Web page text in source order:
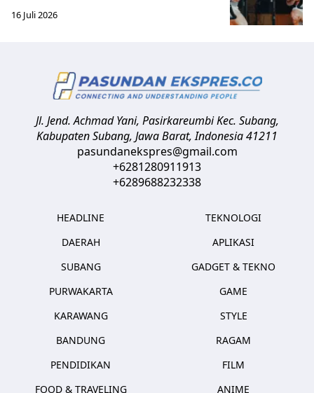
16 Juli 2026
Jl. Jend. Achmad Yani, Pasirkareumbi Kec. Subang,
Kabupaten Subang, Jawa Barat,Indonesia41211
pasundanekspres@gmail.com
+6281280911913
+6289688232338
HEADLINE
DAERAH
SUBANG
PURWAKARTA
KARAWANG
BANDUNG
PENDIDIKAN
FOOD & TRAVELING
TEKNOLOGI
APLIKASI
GADGET & TEKNO
GAME
STYLE
RAGAM
FILM
ANIME